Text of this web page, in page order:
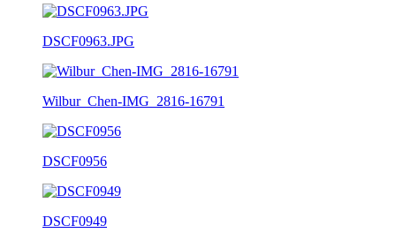
DSCF0963.JPG
Wilbur_Chen-IMG_2816-16791
DSCF0956
DSCF0949